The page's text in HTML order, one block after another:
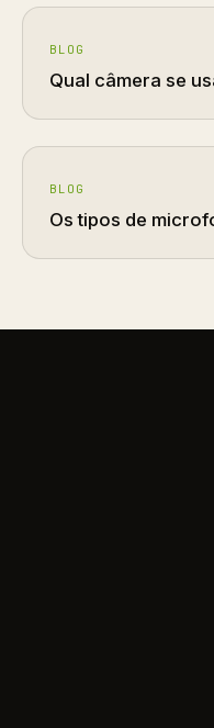
BLOG
Qual câmera se
BLOG
Os tipos de